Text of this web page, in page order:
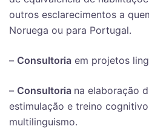
outros esclarecimentos a
Noruega ou para Portugal.
– Consultoria em projetos
– Consultoria na elaboração
estimulação e treino
multilinguismo.